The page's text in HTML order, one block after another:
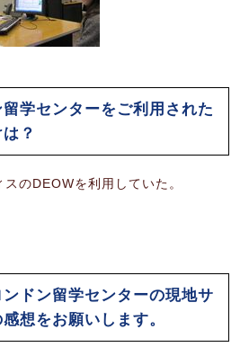
留学センターをご利用された
？
スのDEOWを利用していた。
ドン留学センターの現地サ
想をお願いします。